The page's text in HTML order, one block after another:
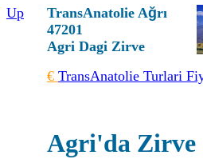
Up TransAnatolie Ağrı
47201
Agri Dagi Zirve
€ TransAnatolie Turlari
Agri'da Zirve